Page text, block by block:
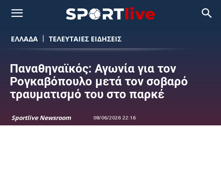
ΕΛΛΑΔΑ ΤΕΛΕΥΤΑΙΕΣ ΕΙΔΗΣΕΙΣ
Παναθηναϊκός: Αγωνία για τον
Ρογκαβόπουλο μετά τον σοβαρό
τραυματισμό του στο παρκέ
Sportlive Newsroom 08/06/2026 22:16